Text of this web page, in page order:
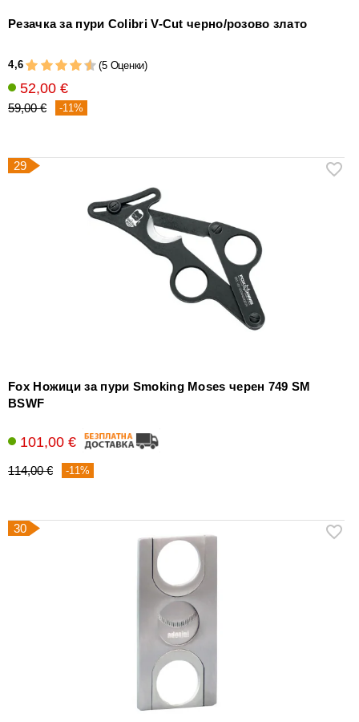
Резачка за пури Colibri V-Cut черно/розово злато
4,6 (5 Оценки)
52,00 €
59,00 € -11%
29
Fox Ножици за пури Smoking Moses черен 749 SM
BSWF
101,00 €
114,00 € -11%
30